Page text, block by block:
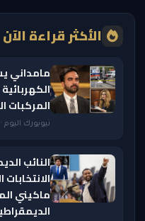
الأكثر قراءة الآن
مامداني
المركبات
نيويورك اليوم · 5 أغسطس 2026 — 6:50 PM
النائب
ماكيني